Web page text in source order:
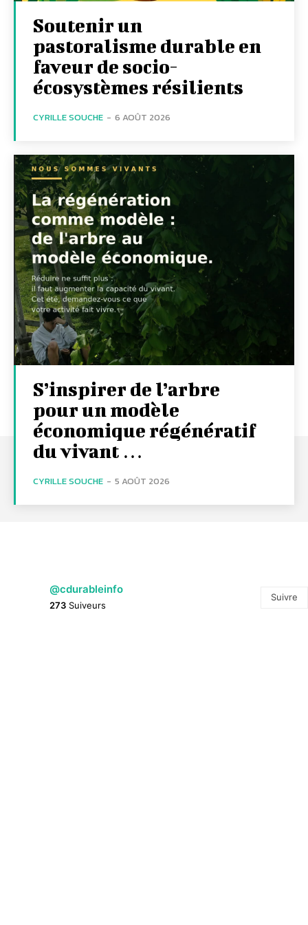
Soutenir un
pastoralisme durable en
faveur de socio-
écosystèmes résilients
CYRILLE SOUCHE - 6 AOÛT 2026
S’inspirer de l’arbre
pour un modèle
économique régénératif
du vivant …
CYRILLE SOUCHE - 5 AOÛT 2026
@cdurableinfo
273 Suiveurs
Suivre